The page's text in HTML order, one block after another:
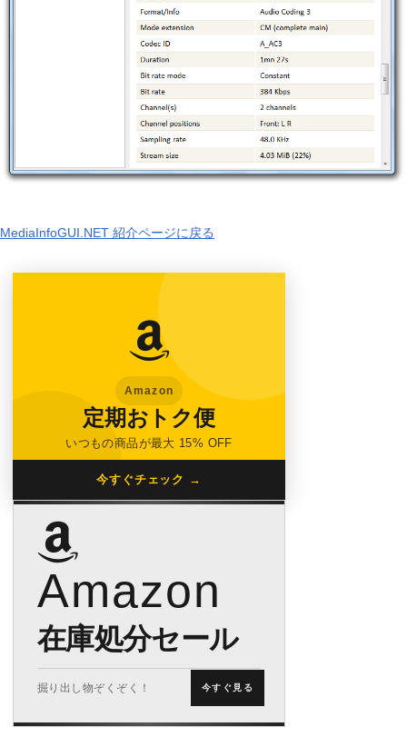
MediaInfoGUI.NET 紹介ページに戻る
Amazon
定期おトク便
いつもの商品が最大 15% OFF
今すぐチェック →
Amazon
在庫処分セール
掘り出し物ぞくぞく！ 今すぐ見る